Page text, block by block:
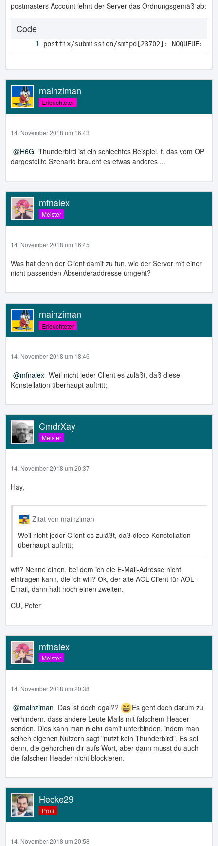
postmasters Account lehnt der Server das Ordnungsgemäß ab:
Code
postfix/submission/smtpd[23702]: NOQUEUE:
mainziman
Erleuchteter
14. November 2018 um 16:43
H6G Thunderbird ist ein schlechtes Beispiel, f. das vom OP
dargestellte Szenario braucht es etwas anderes ...
mfnalex
Meister
14. November 2018 um 16:45
Was hat denn der Client damit zu tun, wie der Server mit einer
nicht passenden Absenderaddresse umgeht?
mainziman
Erleuchteter
14. November 2018 um 18:46
mfnalex Weil nicht jeder Client es zuläßt, daß diese
Konstellation überhaupt auftritt;
CmdrXay
Meister
14. November 2018 um 20:37
Hay,
Zitat von mainziman
Weil nicht jeder Client es zuläßt, daß diese Konstellation
überhaupt auftritt;
wtf? Nenne einen, bei dem ich die E-Mail-Adresse nicht
eintragen kann, die ich will? Ok, der alte AOL-Client für AOL-
Email, dann halt noch einen zweiten.
CU, Peter
mfnalex
Meister
14. November 2018 um 20:38
mainziman Das ist doch egal??
Es geht doch darum zu
verhindern, dass andere Leute Mails mit falschem Header
senden. Dies kann man nicht damit unterbinden, indem man
seinen eigenen Nutzern sagt "nutzt kein Thunderbird". Es sei
denn, die gehorchen dir aufs Wort, aber dann musst du auch
die falschen Header nicht blockieren.
Hecke29
Profi
14. November 2018 um 20:58